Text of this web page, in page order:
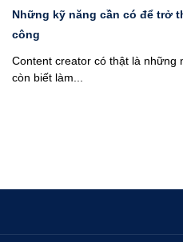
Những kỹ năng cần có để trở
công
Content creator có thật là những
còn biết làm...